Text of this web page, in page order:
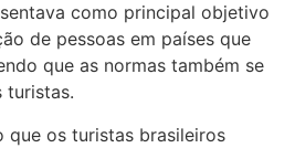
como principal objetivo
de pessoas em países que
que as normas também se
turistas.
que os turistas brasileiros